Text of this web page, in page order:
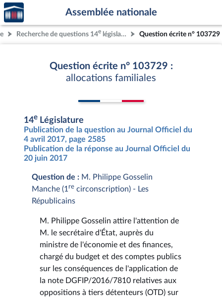
Aller au contenu
Aller en bas de la page
Accèder
à la
page
d'accueil
Assemblée nationale
Recherche de questions 14e législature Question écrite n° 103729
Question écrite n° 103729 :
allocations familiales
14e Législature
Publication de la question au Journal Officiel du
4 avril 2017, page 2585
Publication de la réponse au Journal Officiel du
20 juin 2017
Question de : M. Philippe Gosselin
Manche (1 re circonscription) - Les
Républicains
M. Philippe Gosselin attire l'attention de
M. le secrétaire d'État, auprès du
ministre de l'économie et des finances,
chargé du budget et des comptes publics
sur les conséquences de l'application de
la note DGFIP/2016/7810 relatives aux
oppositions à tiers détenteurs (OTD) sur